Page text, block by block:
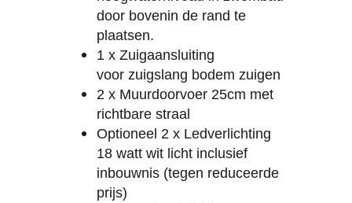
door bovenin de rand te
plaatsen.
1 x Zuigaansluiting
voor zuigslang bodem zuigen
2 x Muurdoorvoer 25cm met
richtbare straal
Optioneel 2 x Ledverlichting
18 watt wit licht inclusief
inbouwnis (tegen reduceerde
prijs)